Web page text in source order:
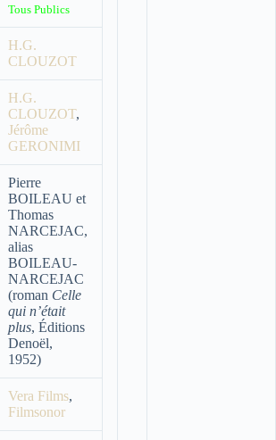
Tous Publics
H.G.
CLOUZOT
H.G.
CLOUZOT,
Jérôme
GERONIMI
Pierre
BOILEAU et
Thomas
NARCEJAC,
alias
BOILEAU-
NARCEJAC
(roman Celle
qui n’était
plus, Éditions
Denoël,
1952)
Vera Films,
Filmsonor